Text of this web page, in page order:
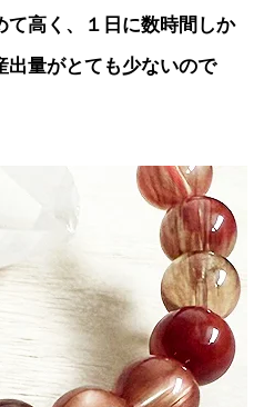
て高く、１日に数時間しか
出量がとても少ないので